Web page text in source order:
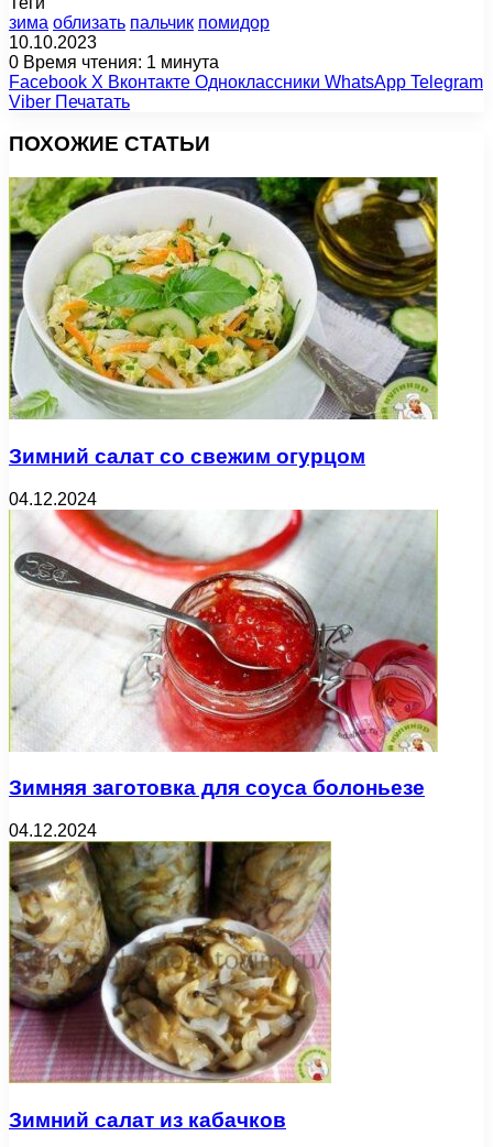
зима облизать пальчик помидор
10.10.2023
0 Время чтения: 1 минута
Facebook X Вконтакте Одноклассники WhatsApp Telegram
Viber Печатать
ПОХОЖИЕ СТАТЬИ
Зимний салат со свежим огурцом
04.12.2024
Зимняя заготовка для соуса болоньезе
04.12.2024
Зимний салат из кабачков